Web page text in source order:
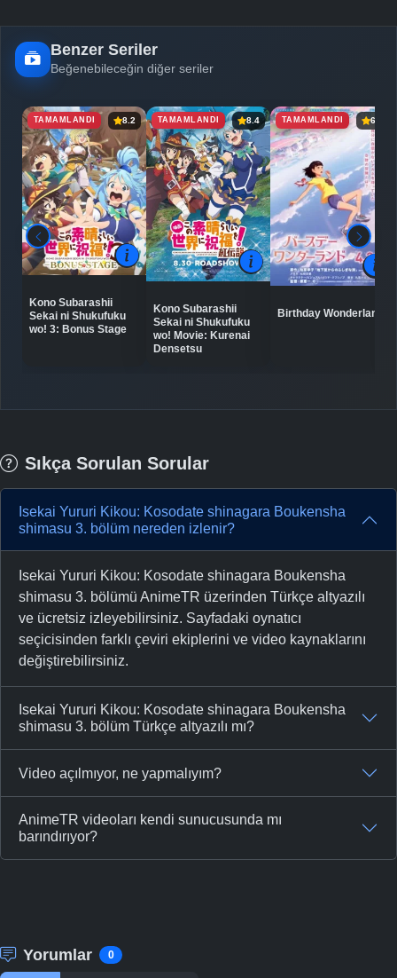
Benzer Seriler
Beğenebileceğin diğer seriler
TAMAMLANDI 8.2
Kono Subarashii
Sekai ni Shukufuku
wo! 3: Bonus Stage
TAMAMLANDI 8.4
Kono Subarashii
Sekai ni Shukufuku
wo! Movie: Kurenai
Densetsu
TAMAMLANDI 6.5
Birthday Wonderland
Sıkça Sorulan Sorular
Isekai Yururi Kikou: Kosodate shinagara Boukensha
shimasu 3. bölüm nereden izlenir?
Isekai Yururi Kikou: Kosodate shinagara Boukensha
shimasu 3. bölümü AnimeTR üzerinden Türkçe altyazılı
ve ücretsiz izleyebilirsiniz. Sayfadaki oynatıcı
seçicisinden farklı çeviri ekiplerini ve video kaynaklarını
değiştirebilirsiniz.
Isekai Yururi Kikou: Kosodate shinagara Boukensha
shimasu 3. bölüm Türkçe altyazılı mı?
Video açılmıyor, ne yapmalıyım?
AnimeTR videoları kendi sunucusunda mı
barındırıyor?
Yorumlar 0